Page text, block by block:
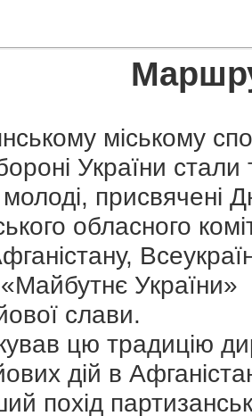
міському
України стали
присвячені
обласного
слави.
цю традицію
дій в
похід